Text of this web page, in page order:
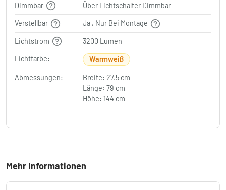
Dimmbar
Über Lichtschalter Dimmbar
Verstellbar Ja , Nur Bei Montage
Lichtstrom 3200 Lumen
Lichtfarbe: Warmweiß
Abmessungen:
Breite: 27.5 cm
Länge: 79 cm
Höhe: 144 cm
Mehr Informationen